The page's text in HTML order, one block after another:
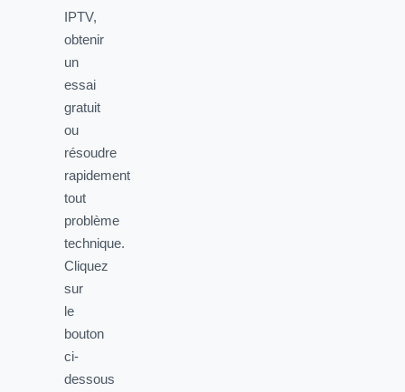
IPTV,
obtenir
un
essai
gratuit
ou
résoudre
rapidement
tout
problème
technique.
Cliquez
sur
le
bouton
ci-
dessous